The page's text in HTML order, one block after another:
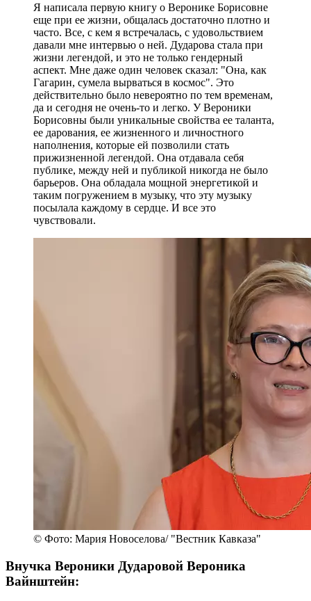
Я написала первую книгу о Веронике Борисовне
еще при ее жизни, общалась достаточно плотно и
часто. Все, с кем я встречалась, с удовольствием
давали мне интервью о ней. Дударова стала при
жизни легендой, и это не только гендерный
аспект. Мне даже один человек сказал: "Она, как
Гагарин, сумела вырваться в космос". Это
действительно было невероятно по тем временам,
да и сегодня не очень-то и легко. У Вероники
Борисовны были уникальные свойства ее таланта,
ее дарования, ее жизненного и личностного
наполнения, которые ей позволили стать
прижизненной легендой. Она отдавала себя
публике, между ней и публикой никогда не было
барьеров. Она обладала мощной энергетикой и
таким погружением в музыку, что эту музыку
посылала каждому в сердце. И все это
чувствовали.
© Фото: Мария Новоселова/ "Вестник Кавказа"
Внучка Вероники Дударовой Вероника
Вайнштейн: